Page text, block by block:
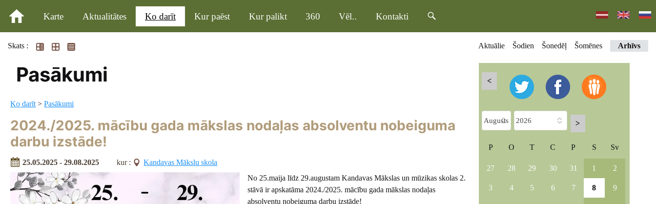
Karte Aktualitātes Ko darīt Kur paēst Kur palikt 360 Vēl.. Kontakti
Skats : Aktuālie Šodien Šonedēļ Šomēnes Arhīvs
Pasākumi
Ko darīt >Pasākumi
2024./2025. mācību gada mākslas nodaļas absolventu nobeiguma
darbu izstāde!
25.05.2025 - 29.08.2025 kur :
Kandavas Mākslu skola
No 25.maija līdz 29.augustam Kandavas Mākslas un mūzikas skolas 2.
stāvā ir apskatāma 2024./2025. mācību gada mākslas nodaļas
absolventu nobeiguma darbu izstāde!
<
>
P O T C P S Sv
27 28 29 30 31 1 2
3 4 5 6 7 8 9